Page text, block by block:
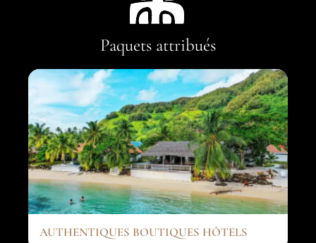
Paquets attribués
AUTHENTIQUES BOUTIQUES HÔTELS